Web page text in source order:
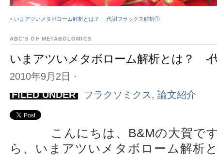
« いまアツいメタボローム解析とは？ -代謝フラックス解析①
ABC'S OF METABOLOMICS
いまアツいメタボローム解析とは？ -
2010年9月2日 ⋅
FILED UNDER
フラクソミクス , 論文紹介
こんにちは、B&Mの大賀で
ら、いまアツいメタボローム解析